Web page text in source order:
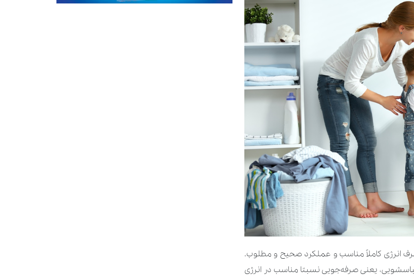
مصرف انرژی کاملاً مناسب و عملکرد صحیح و مطلوب.
ماشین لباسشویی، یعنی صرفه‌جویی نسبتا مناسب در انرژی